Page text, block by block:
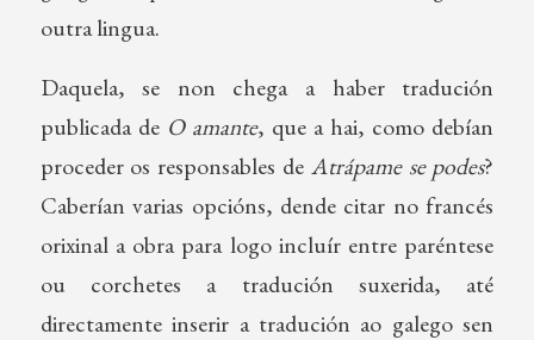
outra lingua.
Daquela, se non chega a haber tradución
publicada de O amante, que a hai, como debían
proceder os responsables de Atrápame se podes?
Caberían varias opcións, dende citar no francés
orixinal a obra para logo incluír entre paréntese
ou corchetes a tradución suxerida, até
directamente inserir a tradución ao galego sen